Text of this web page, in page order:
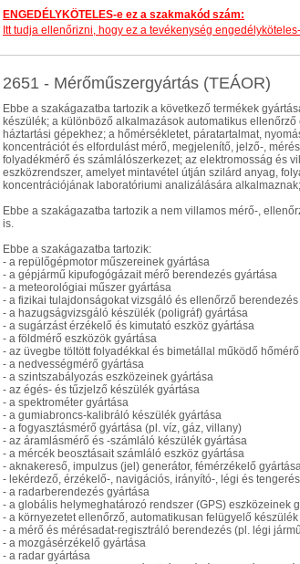
ENGEDÉLYKÖTELES-e ez a szakmakód szám:
Itt tudja ellenőrizni, hogy ez a tevékenység
2651 - Mérőműszergyártás (TEÁOR)
Ebbe a szakágazatba tartozik a következő termékek
készülék; a különböző alkalmazások automatikus
háztartási gépekhez; a hőmérsékletet, páratartalmat,
koncentrációt és elfordulást mérő, megjelenítő, jelző-,
folyadékmérő és számlálószerkezet; az elektromosság és
eszközrendszer, amelyet mintavétel útján szilárd anyag,
koncentrációjának laboratóriumi analizálására
Ebbe a szakágazatba tartozik a nem villamos mérő-,
is.
Ebbe a szakágazatba tartozik:
- a repülőgépmotor műszereinek gyártása
- a gépjármű kipufogógázait mérő berendezés gyártása
- a meteorológiai műszer gyártása
- a fizikai tulajdonságokat vizsgáló és ellenőrző
- a hazugságvizsgáló készülék (poligráf) gyártása
- a sugárzást érzékelő és kimutató eszköz gyártása
- a földmérő eszközök gyártása
- az üvegbe töltött folyadékkal és bimetállal működő
- a nedvességmérő gyártása
- a szintszabályozás eszközeinek gyártása
- az égés- és tűzjelző készülék gyártása
- a spektrométer gyártása
- a gumiabroncs-kalibráló készülék gyártása
- a fogyasztásmérő gyártása (pl. víz, gáz, villany)
- az áramlásmérő és -számláló készülék gyártása
- a mércék beosztásait számláló eszköz gyártása
- aknakereső, impulzus (jel) generátor, fémérzékelő
- lekérdező, érzékelő-, navigációs, irányító-, légi és
- a radarberendezés gyártása
- a globális helymeghatározó rendszer (GPS) eszközeinek
- a környezetet ellenőrző, automatikusan felügyelő
- a mérő és mérésadat-regisztráló berendezés (pl. légi
- a mozgásérzékelő gyártása
- a radar gyártása